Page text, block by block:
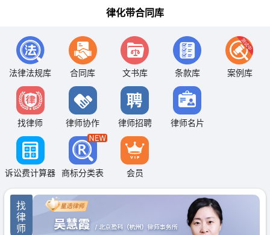
律化带合同库
法律法规库 合同库 文书库 条款库 案例库
找律师 律师协作 律师招聘 律师名片
诉讼费计算器 商标分类表 会员
找
律
师